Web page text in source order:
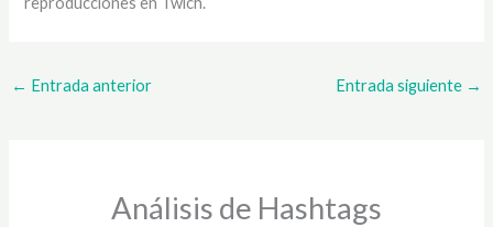
← Entrada anterior Entrada siguiente →
Análisis de Hashtags